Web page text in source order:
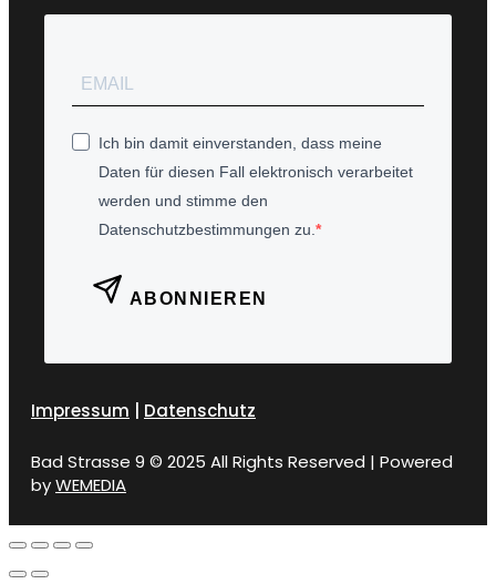
Ich bin damit einverstanden, dass meine
Daten für diesen Fall elektronisch verarbeitet
werden und stimme den
Datenschutzbestimmungen zu.
ABONNIEREN
Impressum | Datenschutz
Bad Strasse 9 © 2025 All Rights Reserved | Powered
byWEMEDIA